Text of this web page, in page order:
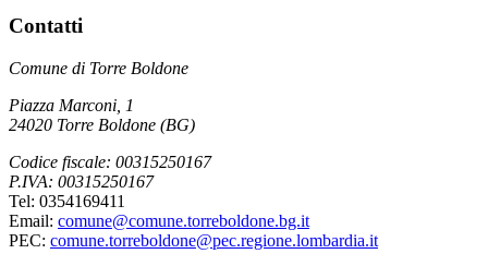
Contatti
Comune di Torre Boldone
Piazza Marconi, 1
24020 Torre Boldone (BG)
Codice fiscale: 00315250167
P.IVA: 00315250167
Tel: 0354169411
Email: comune@comune.torreboldone.bg.it
PEC: comune.torreboldone@pec.regione.lombardia.it